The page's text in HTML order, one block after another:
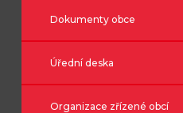
Dokumenty obce
Úřední deska
Organizace zřízené obcí